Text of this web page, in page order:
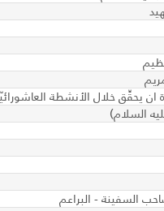
ان يحقِّق خلال الأنشطة
السلام)
السفينة - البراعم